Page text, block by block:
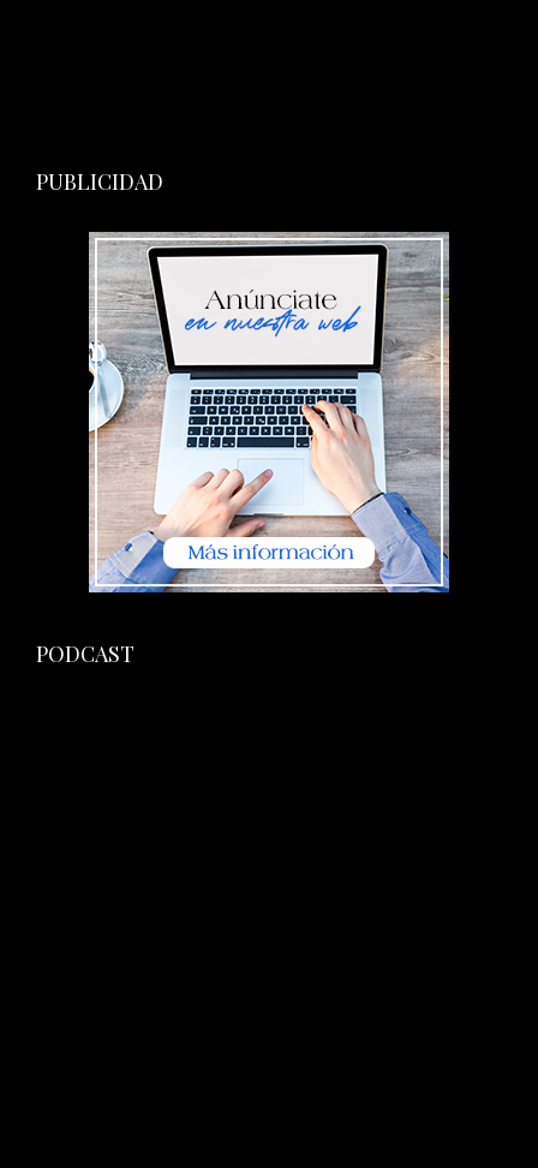
PUBLICIDAD
PODCAST